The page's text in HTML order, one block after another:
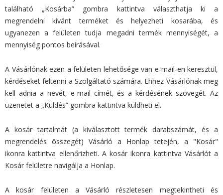
található „Kosárba” gombra kattintva választhatja ki a
megrendelni kívánt terméket és helyezheti kosarába, és
ugyanezen a felületen tudja megadni termék mennyiségét, a
mennyiség pontos beírásával.
A Vásárlónak ezen a felületen lehetősége van e-mail-en keresztül,
kérdéseket feltenni a Szolgáltató számára. Ehhez Vásárlónak meg
kell adnia a nevét, e-mail címét, és a kérdésének szövegét. Az
üzenetet a „Küldés” gombra kattintva küldheti el.
A kosár tartalmát (a kiválasztott termék darabszámát, és a
megrendelés összegét) Vásárló a Honlap tetején, a "Kosár"
ikonra kattintva ellenőrizheti. A kosár ikonra kattintva Vásárlót a
Kosár felületre navigálja a Honlap.
A kosár felületen a Vásárló részletesen megtekintheti és